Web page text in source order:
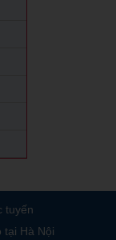
tuyến
tại Hà Nội